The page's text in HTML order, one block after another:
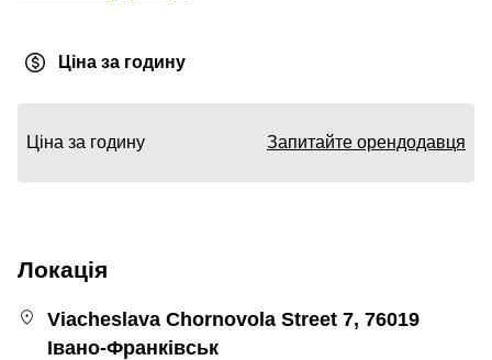
Ціна за годину
Ціна за годину Запитайте орендодавця
Локація
Viacheslava Chornovola Street 7, 76019
Івано-Франківськ